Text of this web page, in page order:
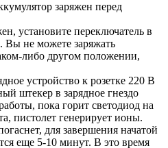
заряжен перед
установите переключатель в
Вы не можете заряжать
либо другом положении,
устройство к розетке 220 В
штекер в зарядное гнездо
пока горит светодиод на
пистолет генерирует ионы.
для завершения начатой
еще 5-10 минут. В это время